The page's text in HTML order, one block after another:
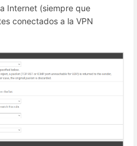
Internet (siempre que
conectados a la VPN